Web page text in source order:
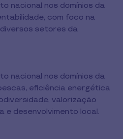
nacional nos domínios da
com foco na
setores da
nacional nos domínios da
eficiência energética
valorização
e desenvolvimento local.